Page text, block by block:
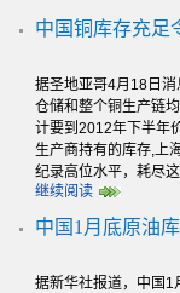
中国铜库存充足
据圣地亚哥4月18日
仓储和整个铜生产链
计要到2012年下半年
生产商持有的库存,上
纪录高位水平，耗尽
继续阅读
中国1月底原油
据新华社报道，中国1